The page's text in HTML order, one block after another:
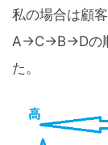
私の場合は顧
A→C→B→Dの
た。